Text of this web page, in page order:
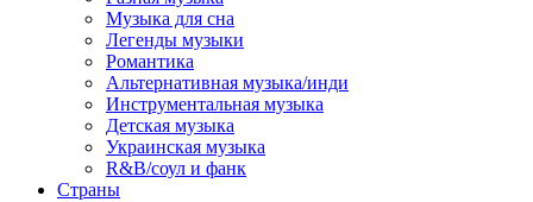
Музыка для сна
Легенды музыки
Романтика
Альтернативная музыка/инди
Инструментальная музыка
Детская музыка
Украинская музыка
R&B/cоул и фанк
Страны